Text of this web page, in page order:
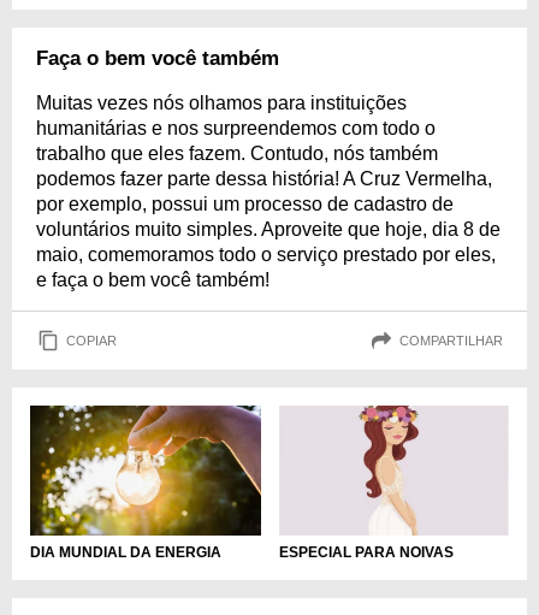
Faça o bem você também
Muitas vezes nós olhamos para instituições
humanitárias e nos surpreendemos com todo o
trabalho que eles fazem. Contudo, nós também
podemos fazer parte dessa história! A Cruz Vermelha,
por exemplo, possui um processo de cadastro de
voluntários muito simples. Aproveite que hoje, dia 8 de
maio, comemoramos todo o serviço prestado por eles,
e faça o bem você também!
COPIAR COMPARTILHAR
DIA MUNDIAL DA ENERGIA ESPECIAL PARA NOIVAS